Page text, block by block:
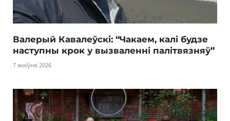
Валерый Кавалеўскі: “Чакаем, калі будзе
наступны крок у вызваленні палітвязняў”
7 жніўня 2026